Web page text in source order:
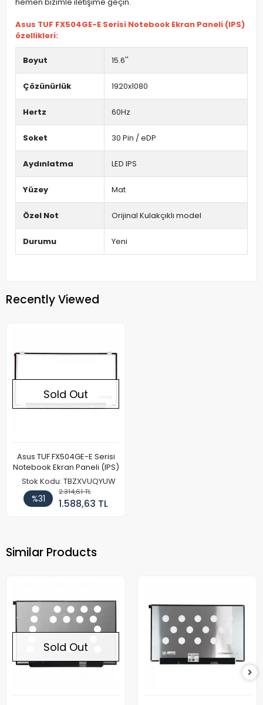
Asus TUF FX504GE-E Serisi Notebook Ekran Paneli (IPS)
özellikleri:
Boyut 15.6''
Çözünürlük 1920x1080
Hertz 60Hz
Soket 30 Pin / eDP
Aydınlatma LED IPS
Yüzey Mat
Özel Not Orijinal Kulakçıklı model
Durumu Yeni
Recently Viewed
Sold Out
Asus TUF FX504GE-E Serisi
Notebook Ekran Paneli (IPS)
Stok Kodu: TBZXVUQYUW
%31
2.314,61 TL
1.588,63 TL
Similar Products
Sold Out